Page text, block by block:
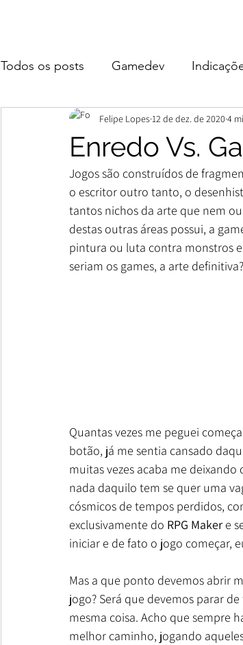
Todos os posts Gamedev
Devaneios Diário de Leitura
Enredo Vs.
Felipe Lopes 12 de dez. de 2020 4
Jogos são construídos de
o escritor outro tanto, o
tantos nichos da arte que nem
destas outras áreas possui, a
pintura ou luta contra monstros
seriam os games, a arte definitiva?
Quantas vezes me peguei
botão, já me sentia cansado
muitas vezes acaba me
nada daquilo tem se quer uma
cósmicos de tempos perdidos,
exclusivamente do RPG Maker e
iniciar e de fato o jogo começar,
Mas a que ponto devemos abrir
jogo? Será que devemos parar
mesma coisa. Acho que sempre
melhor caminho, jogando